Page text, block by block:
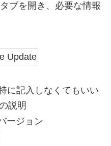
ブを開き、必要な情報
に記入しなくてもいい
説明
ージョン